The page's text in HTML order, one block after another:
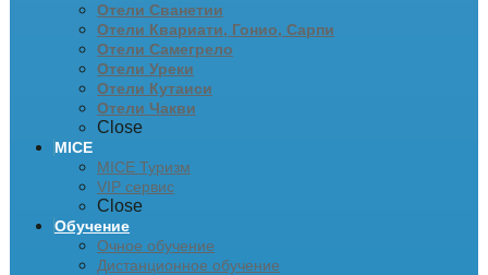
Отели Сванетии
Отели Квариати, Гонио, Сарпи
Отели Самегрело
Отели Уреки
Отели Кутаиси
Отели Чакви
Close
MICE
MICE Туризм
VIP сервис
Close
Обучение
Очное обучение
Дистанционное обучение